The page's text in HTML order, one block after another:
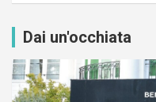
Dai un'occhiata